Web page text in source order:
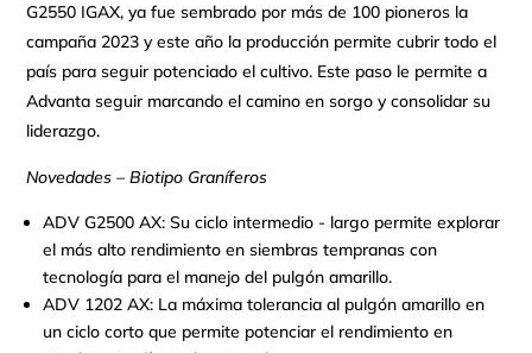
G2550 IGAX, ya fue sembrado por más de 100 pioneros la
campaña 2023 y este año la producción permite cubrir todo el
país para seguir potenciado el cultivo. Este paso le permite a
Advanta seguir marcando el camino en sorgo y consolidar su
liderazgo.
Novedades – Biotipo Graníferos
ADV G2500 AX: Su ciclo intermedio - largo permite explorar
el más alto rendimiento en siembras tempranas con
tecnología para el manejo del pulgón amarillo.
ADV 1202 AX: La máxima tolerancia al pulgón amarillo en
un ciclo corto que permite potenciar el rendimiento en